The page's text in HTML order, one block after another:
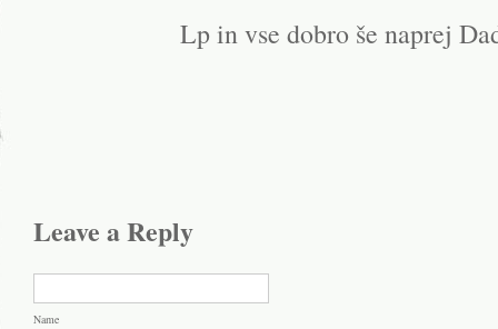
Lp in vse dobro še naprej
Leave a Reply
Name